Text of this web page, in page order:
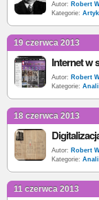
Autor: Robert
Kategorie:
19 czerwca 2013
Autor: Robert
Kategorie:
18 czerwca 2013
Autor: Robert
Kategorie:
11 czerwca 2013